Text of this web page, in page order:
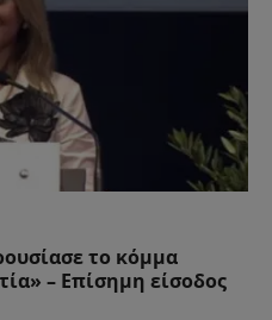
το κόμμα
– Επίσημη είσοδος